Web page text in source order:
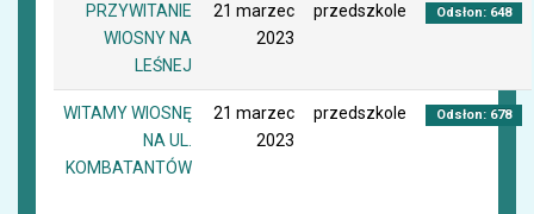
PRZYWITANIE
WIOSNY NA
LEŚNEJ
21 marzec
2023
przedszkole Odsłon: 648
WITAMY WIOSNĘ
NA UL.
KOMBATANTÓW
21 marzec
2023
przedszkole Odsłon: 678